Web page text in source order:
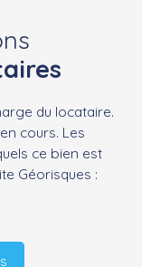
du locataire.
cours. Les
ce bien est
Géorisques :